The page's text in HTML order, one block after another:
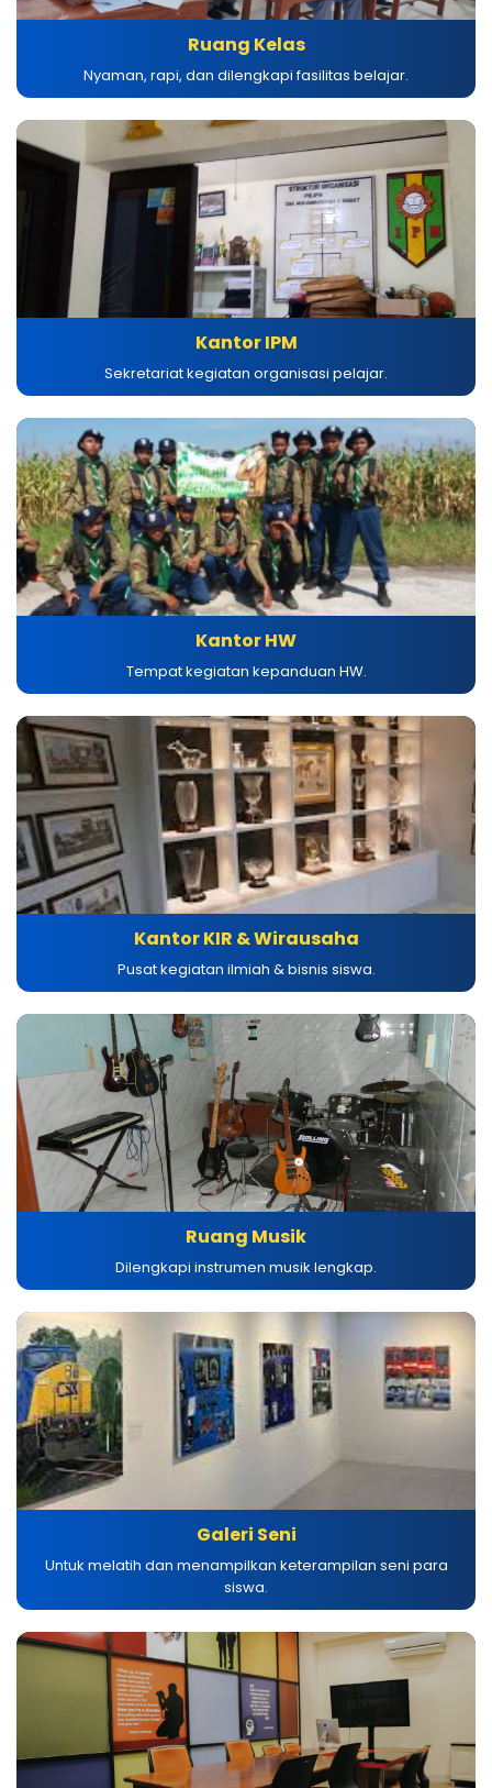
Ruang Kelas
Nyaman, rapi, dan dilengkapi fasilitas belajar.
Kantor IPM
Sekretariat kegiatan organisasi pelajar.
Kantor HW
Tempat kegiatan kepanduan HW.
Kantor KIR & Wirausaha
Pusat kegiatan ilmiah & bisnis siswa.
Ruang Musik
Dilengkapi instrumen musik lengkap.
Galeri Seni
Untuk melatih dan menampilkan keterampilan seni para
siswa.